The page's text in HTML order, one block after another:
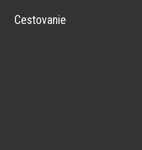
Cestovanie